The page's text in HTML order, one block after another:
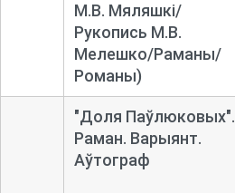
М.В. Мяляшкі/
Рукопись М.В.
Мелешко/Раманы/
Романы)
"Доля Паўлюковых".
Раман. Варыянт.
Аўтограф